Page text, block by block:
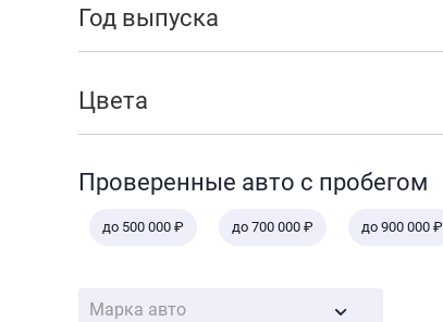
Год выпуска
Цвета
Проверенные авто с пробегом
до 500 000 ₽ до 700 000 ₽ до 900 000 ₽
Марка авто